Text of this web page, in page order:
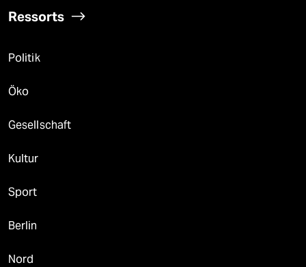
Ressorts
Politik
Öko
Gesellschaft
Kultur
Sport
Berlin
Nord